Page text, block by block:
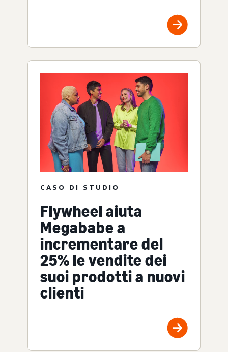
CASO DI STUDIO
Flywheel aiuta
Megababe a
incrementare del
25% le vendite dei
suoi prodotti a nuovi
clienti